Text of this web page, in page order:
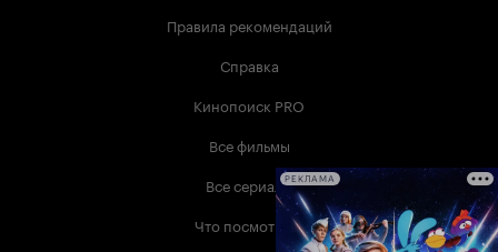
Правила рекомендаций
Справка
Кинопоиск PRO
Все фильмы
Все сериалы
Что посмотреть
РЕКЛАМА